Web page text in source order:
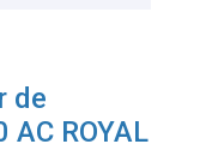
de
AC ROYAL